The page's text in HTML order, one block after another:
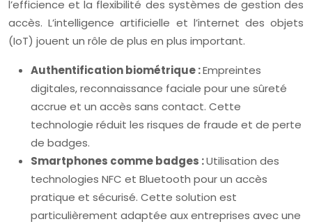
l’efficience et la flexibilité des systèmes de gestion des
accès. L’intelligence artificielle et l’internet des objets
(IoT) jouent un rôle de plus en plus important.
Authentification biométrique :Empreintes
digitales, reconnaissance faciale pour une sûreté
accrue et un accès sans contact. Cette
technologie réduit les risques de fraude et de perte
de badges.
Smartphones comme badges :Utilisation des
technologies NFC et Bluetooth pour un accès
pratique et sécurisé. Cette solution est
particulièrement adaptée aux entreprises avec une